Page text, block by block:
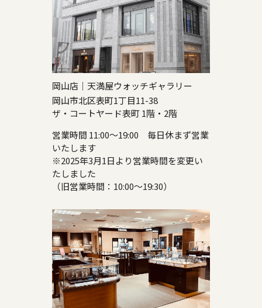
岡山店｜天満屋ウォッチギャラリー
岡山市北区表町1丁目11-38
ザ・コートヤード表町 1階・2階
営業時間 11:00～19:00 毎日休まず営業
いたします
※2025年3月1日より営業時間を変更い
たしました
（旧営業時間：10:00～19:30）